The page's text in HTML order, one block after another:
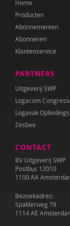
Katrien Brys
Ed
Wouter
Leen Dom
Edith van
Sonja Ehlers
Tirtsa
Belinda
Naomie
Home
Producten
Abonnementen
Abonneren
Klantenservice
PARTNERS
Uitgeverij SWP
Logacom
Logavak
Zesbee
CONTACT
BV Uitgeverij SWP
Postbus 12010
1100 AA
Bezoekadres:
Spaklerweg 79
1114 AE